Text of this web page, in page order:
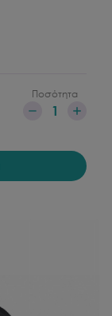
Ποσότητα
1